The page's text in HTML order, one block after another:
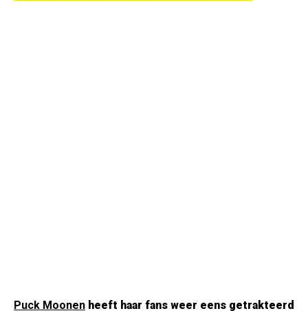
Puck Moonen heeft haar fans weer eens getrakteerd